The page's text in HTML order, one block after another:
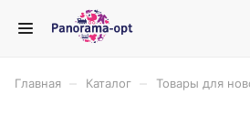
Главная Каталог Товары для